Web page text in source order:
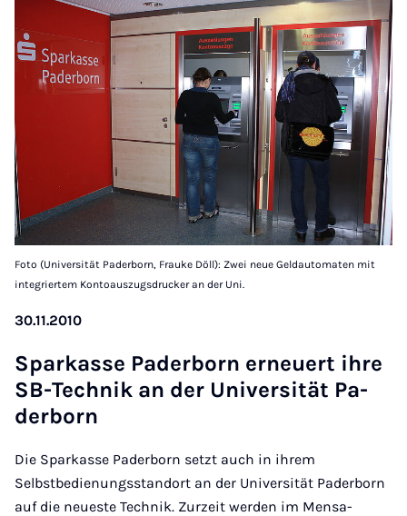
Foto (Universität Paderborn, Frauke Döll): Zwei neue Geldautomaten mit
integriertem Kontoauszugsdrucker an der Uni.
30.11.2010
Spar­kas­se Pa­der­born er­neu­ert ih­re
SB-Tech­nik an der Uni­ver­si­tät Pa­
der­born
Die Sparkasse Paderborn setzt auch in ihrem
Selbstbedienungsstandort an der Universität Paderborn
auf die neueste Technik. Zurzeit werden im Mensa-